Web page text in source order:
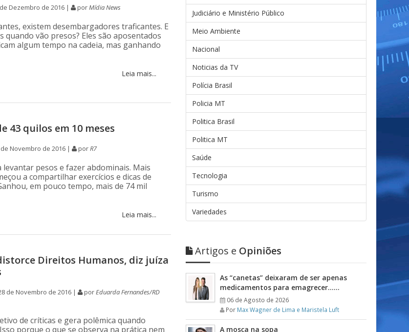
Dezembro de 2016 | porMídia News
existem desembargadores traficantes. E
quando vão presos? Eles são aposentados
algum tempo na cadeia, mas ganhando
Leia mais...
43 quilos em 10 meses
Novembro de 2016 | porR7
levantar pesos e fazer abdominais. Mais
a compartilhar exercícios e dicas de
em pouco tempo, mais de 74 mil
Leia mais...
Direitos Humanos, diz juíza
de Novembro de 2016 | porEduarda Fernandes/RD
de críticas e gera polêmica quando
porque o que se observa na prática nem
Judiciário e Ministério Público
Meio Ambiente
Nacional
Noticias da TV
Polícia Brasil
Policia MT
Politica Brasil
Politica MT
Saúde
Tecnologia
Turismo
Variedades
Artigos e Opiniões
As “canetas” deixaram de ser apenas
medicamentos para emagrecer……
06 de Agosto de 2026
Por Max Wagner de Lima e Maristela Luft
A mosca na sopa